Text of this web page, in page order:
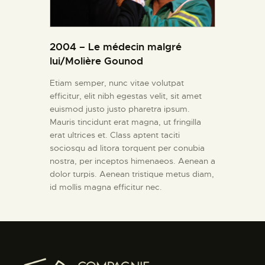
2004 – Le médecin malgré
lui/Molière Gounod
Etiam semper, nunc vitae volutpat
efficitur, elit nibh egestas velit, sit amet
euismod justo justo pharetra ipsum.
Mauris tincidunt erat magna, ut fringilla
erat ultrices et. Class aptent taciti
sociosqu ad litora torquent per conubia
nostra, per inceptos himenaeos. Aenean a
dolor turpis. Aenean tristique metus diam,
id mollis magna efficitur nec.